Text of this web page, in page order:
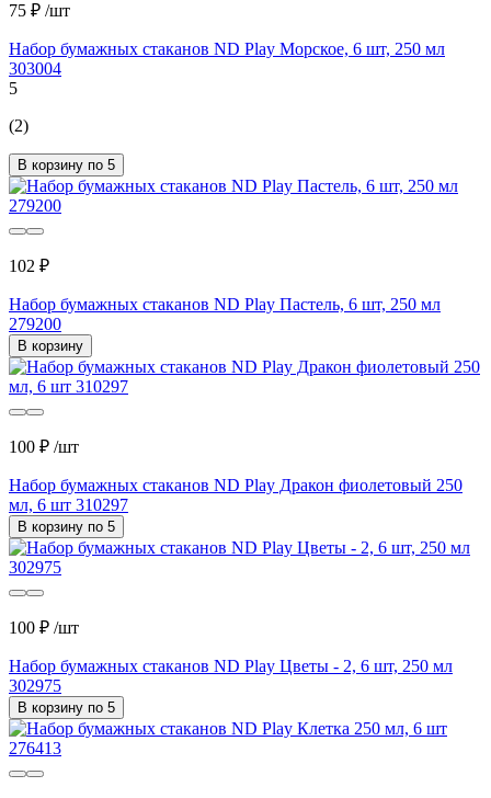
75 ₽ /шт
Набор бумажных стаканов ND Play Морское, 6 шт, 250 мл
303004
5
(2)
В корзину по 5
102 ₽
Набор бумажных стаканов ND Play Пастель, 6 шт, 250 мл
279200
В корзину
100 ₽ /шт
Набор бумажных стаканов ND Play Дракон фиолетовый 250
мл, 6 шт 310297
В корзину по 5
100 ₽ /шт
Набор бумажных стаканов ND Play Цветы - 2, 6 шт, 250 мл
302975
В корзину по 5